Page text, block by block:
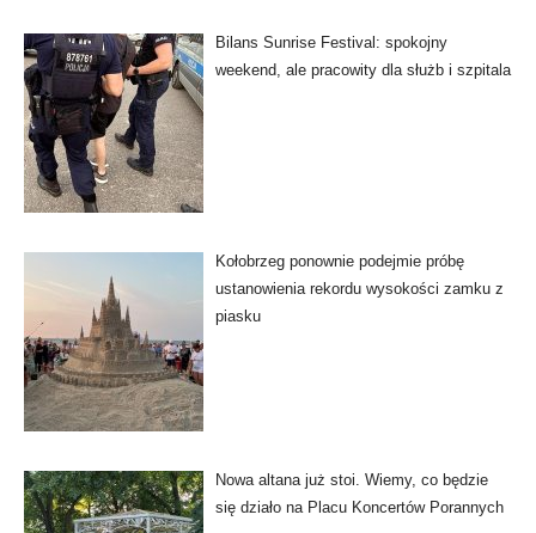
Bilans Sunrise Festival: spokojny
weekend, ale pracowity dla służb i szpitala
Kołobrzeg ponownie podejmie próbę
ustanowienia rekordu wysokości zamku z
piasku
Nowa altana już stoi. Wiemy, co będzie
się działo na Placu Koncertów Porannych